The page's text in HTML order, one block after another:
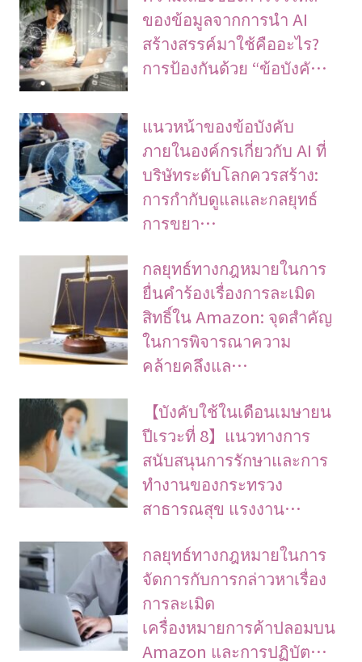
ของข้อมูลจากการนำ AI
สร้างสรรค์มาใช้คืออะไร?
การป้องกันด้วย “ข้อบังคั…
แนวหน้าของข้อบังคับ
ภายในองค์กรเกี่ยวกับ AI ที่
บริษัทระดับโลกควรสร้าง:
การกำกับดูแลและกลยุทธ์
การขยา…
กลยุทธ์ทางกฎหมายในการ
ยื่นคำร้องเรื่องการละเมิด
สิทธิ์ใน Amazon: จุดสำคัญ
ในการพิจารณาความ
คล้ายคลึงแล…
【บังคับใช้ในเดือนเมษายน
ปีเรวะที่ 8】แนวทางการ
สนับสนุนการรักษาและการ
ทำงานของกระทรวง
สาธารณสุข แรงงาน…
กลยุทธ์ทางกฎหมายในการ
จัดการกับการกล่าวหาเรื่อง
การละเมิด
เครื่องหมายการค้าปลอมบน
Amazon และการปฏิบัต…